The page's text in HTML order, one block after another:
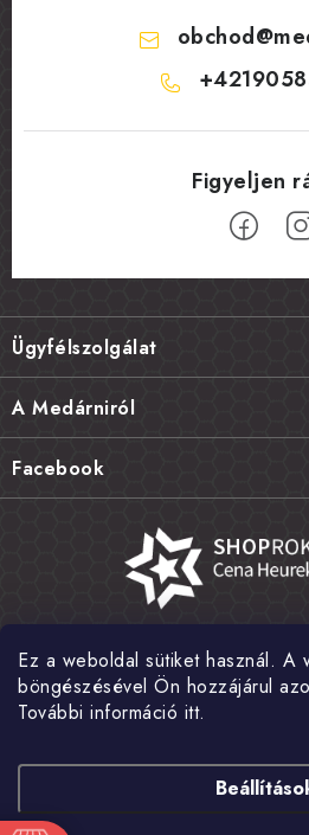
Ez a weboldal sütiket használ. A
böngészésével Ön hozzájárul
További információ itt.
obchod@
L
á
b
l
é
c
Ügyfélszolgálat
Termékek visszaküldése, csere és
Gyakori kérdések FAQ
Általános szerződési feltételek
Nagykereskedelem
A Medárniról
A mi történetünk
Fotógaléria
Hírek
Facebook